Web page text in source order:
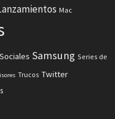
Mac
Samsung Series de
Trucos Twitter